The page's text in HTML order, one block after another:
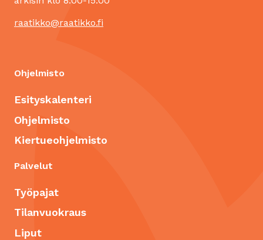
raatikko@raatikko.fi
Ohjelmisto
Esityskalenteri
Ohjelmisto
Kiertueohjelmisto
Palvelut
Työpajat
Tilanvuokraus
Liput